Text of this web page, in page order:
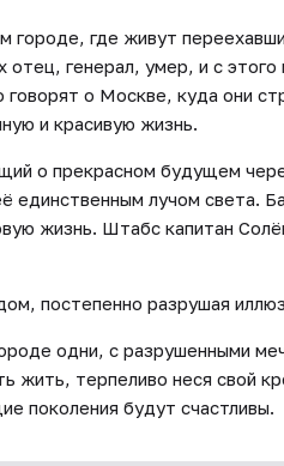
городе, где живут
генерал, умер, и с
о Москве, куда они
и красивую жизнь.
о прекрасном будущем
единственным лучом света.
жизнь. Штабс капитан
постепенно разрушая
одни, с разрушенными
жить, терпеливо неся свой
поколения будут счастливы.